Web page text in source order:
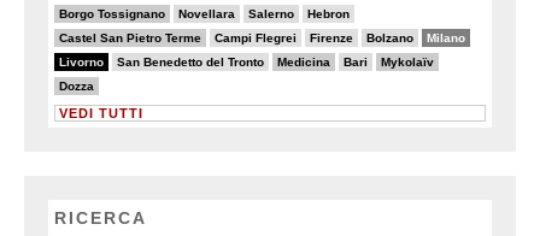
Borgo Tossignano
6/20 Novellara
4/20 Salerno
4/20 Hebron
2/20
Castel San Pietro Terme
6/20 Campi Flegrei
3/20 Firenze
2/20 Bolzano
4/20 Milano
13/20
Livorno
20/20 San Benedetto del Tronto
3/20 Medicina
6/20 Bari
5/20 Mykolaïv
7/20
Dozza
6/20
VEDI TUTTI
RICERCA